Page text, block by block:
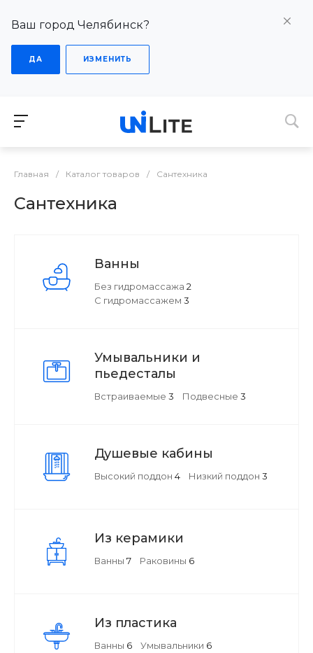
Ваш город Челябинск?
ДА ИЗМЕНИТЬ
Главная / Каталог товаров / Сантехника
Сантехника
Ванны
Без гидромассажа 2
С гидромассажем 3
Умывальники и
пьедесталы
Встраиваемые 3 Подвесные 3
Душевые кабины
Высокий поддон 4 Низкий поддон 3
Из керамики
Ванны 7 Раковины 6
Из пластика
Ванны 6 Умывальники 6